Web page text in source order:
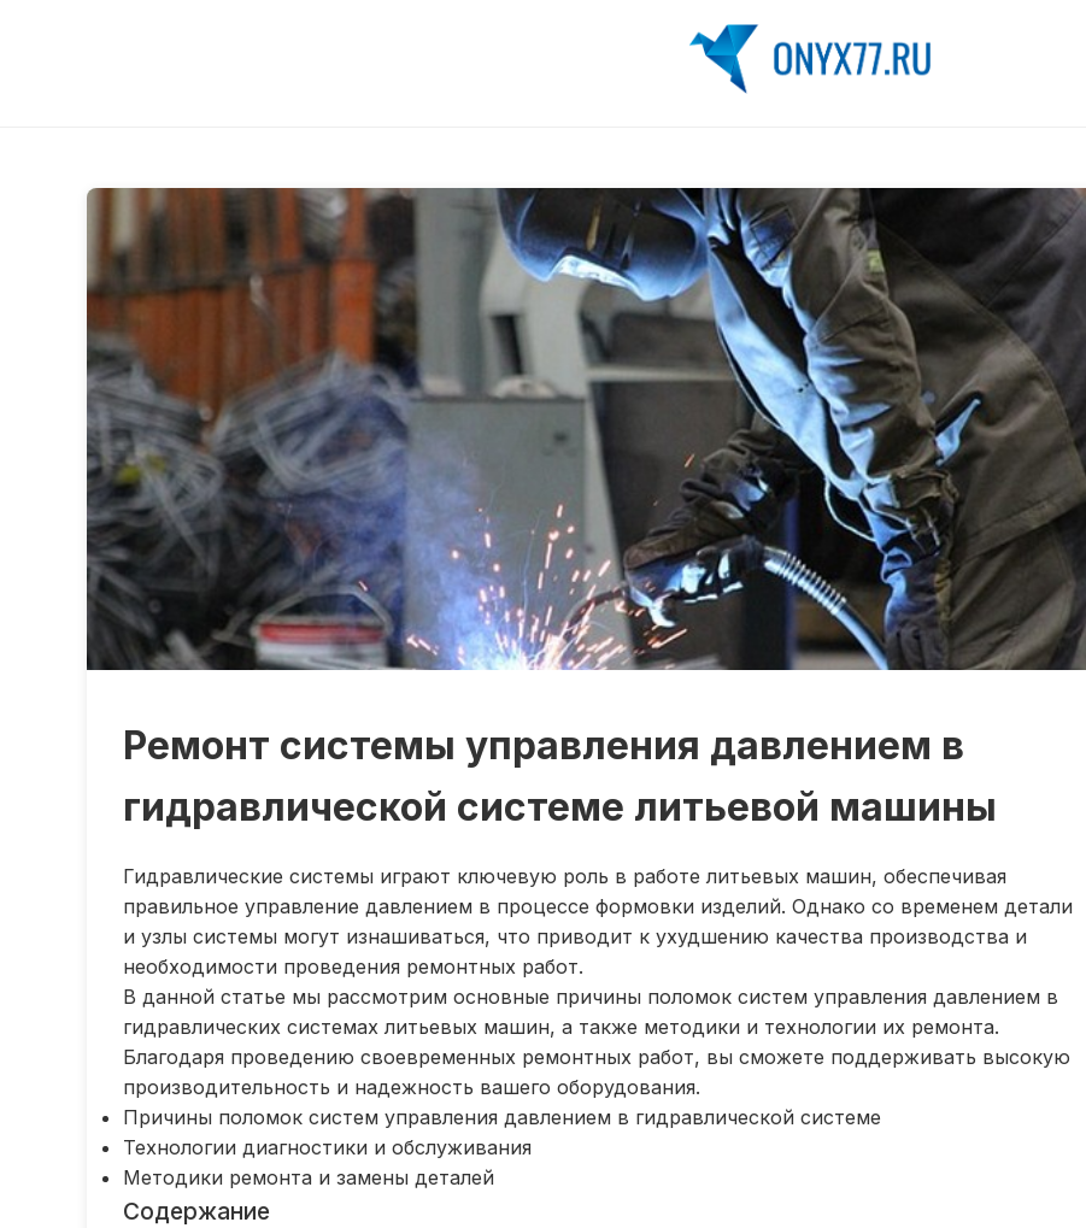
Ремонт системы управления давлением в
гидравлической системе литьевой машины
Гидравлические системы играют ключевую роль в работе литьевых машин, обеспечивая
правильное управление давлением в процессе формовки изделий. Однако со временем детали
и узлы системы могут изнашиваться, что приводит к ухудшению качества производства и
необходимости проведения ремонтных работ.
В данной статье мы рассмотрим основные причины поломок систем управления давлением в
гидравлических системах литьевых машин, а также методики и технологии их ремонта.
Благодаря проведению своевременных ремонтных работ, вы сможете поддерживать высокую
производительность и надежность вашего оборудования.
Причины поломок систем управления давлением в гидравлической системе
Технологии диагностики и обслуживания
Методики ремонта и замены деталей
Содержание